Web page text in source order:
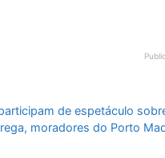
de espetáculo
moradores do Porto